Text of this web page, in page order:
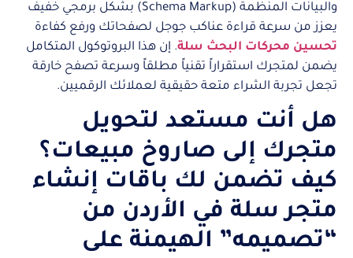
والبيانات المنظمة (Schema Markup) بشكل برمجي خفيف
يعزز من سرعة قراءة عناكب جوجل لصفحاتك ورفع كفاءة
تحسين محركات البحث سلة. إن هذا البروتوكول المتكامل
يضمن لمتجرك استقراراً تقنياً مطلقاً وسرعة تصفح خارقة
تجعل تجربة الشراء متعة حقيقية لعملائك الرقميين.
هل أنت مستعد لتحويل
متجرك إلى صاروخ مبيعات؟
كيف تضمن لك باقات إنشاء
متجر سلة في الأردن من
“تصميمه” الهيمنة على